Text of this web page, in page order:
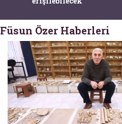
Füsun Özer Haberleri